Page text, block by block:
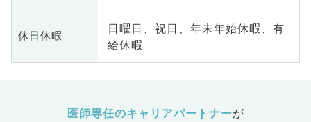
休日休暇
日曜日、祝日、年末年始休暇、有
給休暇
医師専任のキャリアパートナーが